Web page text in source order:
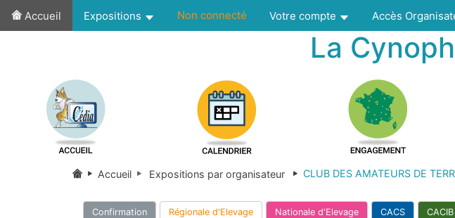
Accueil Expositions Non connecté Votre compte Accès
La
Accueil Expositions par organisateur CLUB DES AMATEURS DE
Confirmation Régionale d'Elevage Nationale d'Elevage CACS CACIB